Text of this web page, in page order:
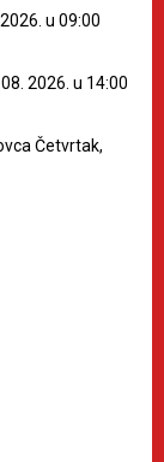
u 09:00
2026. u 14:00
Četvrtak,